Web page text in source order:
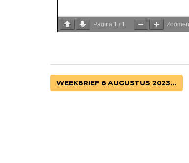
Pagina 1 / 1 Zoomen
WEEKBRIEF 6 AUGUSTUS 2023...